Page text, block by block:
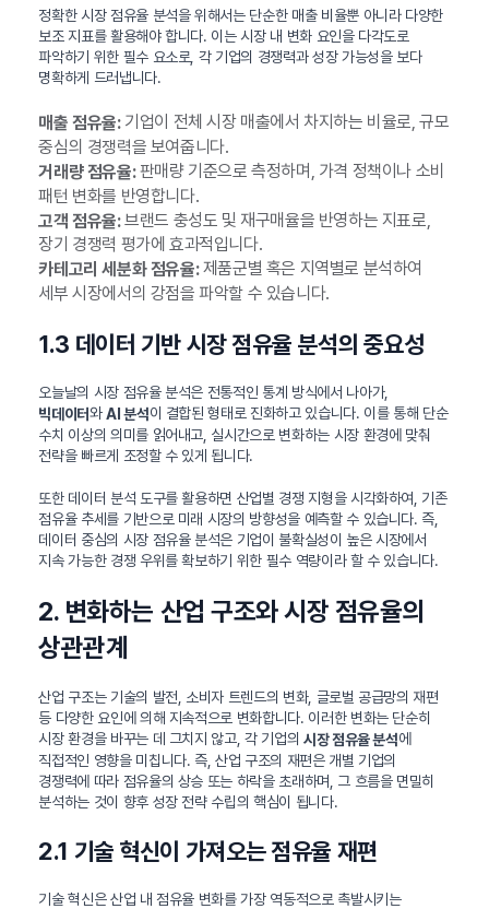
정확한 시장 점유율 분석을 위해서는 단순한 매출 비율뿐 아니라 다양한
보조 지표를 활용해야 합니다. 이는 시장 내 변화 요인을 다각도로
파악하기 위한 필수 요소로, 각 기업의 경쟁력과 성장 가능성을 보다
명확하게 드러냅니다.
매출 점유율:기업이 전체 시장 매출에서 차지하는 비율로, 규모
중심의 경쟁력을 보여줍니다.
거래량 점유율:판매량 기준으로 측정하며, 가격 정책이나 소비
패턴 변화를 반영합니다.
고객 점유율:브랜드 충성도 및 재구매율을 반영하는 지표로,
장기 경쟁력 평가에 효과적입니다.
카테고리 세분화 점유율:제품군별 혹은 지역별로 분석하여
세부 시장에서의 강점을 파악할 수 있습니다.
1.3 데이터 기반 시장 점유율 분석의 중요성
오늘날의 시장 점유율 분석은 전통적인 통계 방식에서 나아가,
빅데이터와 AI 분석이 결합된 형태로 진화하고 있습니다. 이를 통해 단순
수치 이상의 의미를 읽어내고, 실시간으로 변화하는 시장 환경에 맞춰
전략을 빠르게 조정할 수 있게 됩니다.
또한 데이터 분석 도구를 활용하면 산업별 경쟁 지형을 시각화하여, 기존
점유율 추세를 기반으로 미래 시장의 방향성을 예측할 수 있습니다. 즉,
데이터 중심의 시장 점유율 분석은 기업이 불확실성이 높은 시장에서
지속 가능한 경쟁 우위를 확보하기 위한 필수 역량이라 할 수 있습니다.
2. 변화하는 산업 구조와 시장 점유율의
상관관계
산업 구조는 기술의 발전, 소비자 트렌드의 변화, 글로벌 공급망의 재편
등 다양한 요인에 의해 지속적으로 변화합니다. 이러한 변화는 단순히
시장 환경을 바꾸는 데 그치지 않고, 각 기업의 시장 점유율 분석에
직접적인 영향을 미칩니다. 즉, 산업 구조의 재편은 개별 기업의
경쟁력에 따라 점유율의 상승 또는 하락을 초래하며, 그 흐름을 면밀히
분석하는 것이 향후 성장 전략 수립의 핵심이 됩니다.
2.1 기술 혁신이 가져오는 점유율 재편
기술 혁신은 산업 내 점유율 변화를 가장 역동적으로 촉발시키는